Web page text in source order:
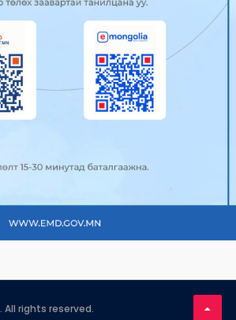
УИХ-ын Нийгмийн бодлогын
байнгын хороо хуралдав
0 479
зөвлөлийн гишүүд нийс...
"Улаанбаатар марафон 2025” олон
. All rights reserved.